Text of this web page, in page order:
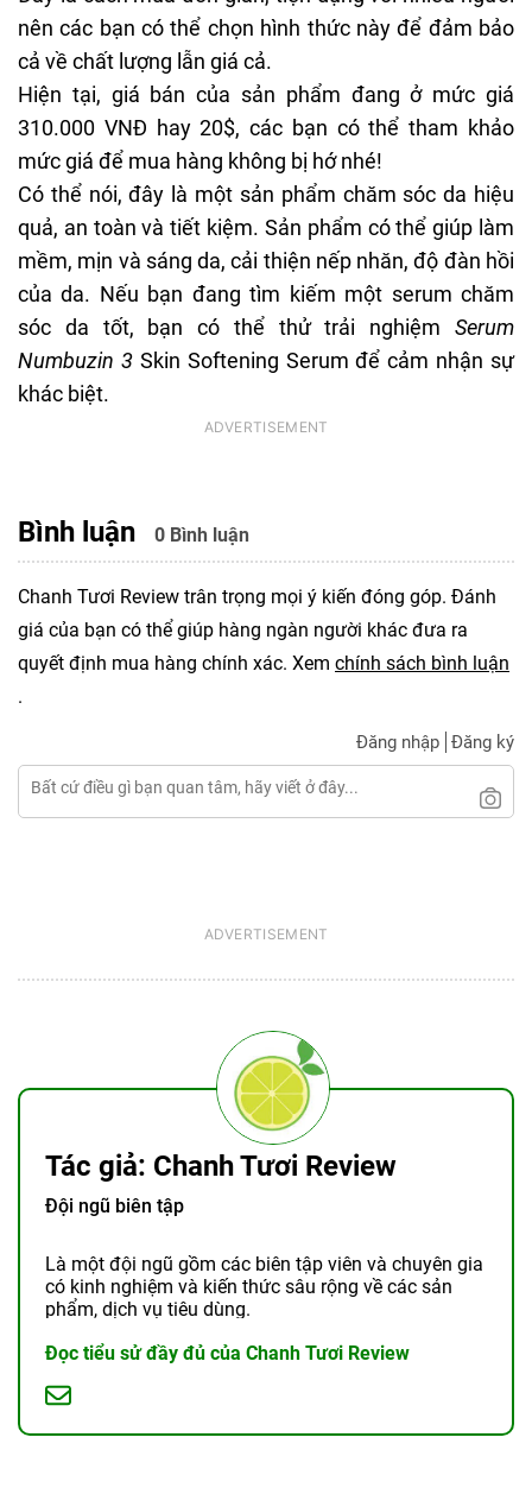
nên các bạn có thể chọn hình thức này để đảm bảo
cả về chất lượng lẫn giá cả.
Hiện tại, giá bán của sản phẩm đang ở mức giá
310.000 VNĐ hay 20$, các bạn có thể tham khảo
mức giá để mua hàng không bị hớ nhé!
Có thể nói, đây là một sản phẩm chăm sóc da hiệu
quả, an toàn và tiết kiệm. Sản phẩm có thể giúp làm
mềm, mịn và sáng da, cải thiện nếp nhăn, độ đàn hồi
của da. Nếu bạn đang tìm kiếm một serum chăm
sóc da tốt, bạn có thể thử trải nghiệm Serum
Numbuzin 3Skin Softening Serum để cảm nhận sự
khác biệt.
Bình luận 0 Bình luận
Chanh Tươi Review trân trọng mọi ý kiến đóng góp. Đánh
giá của bạn có thể giúp hàng ngàn người khác đưa ra
quyết định mua hàng chính xác. Xem chính sách bình luận
.
Đăng nhập Đăng ký
Tác giả: Chanh Tươi Review
Đội ngũ biên tập
Là một đội ngũ gồm các biên tập viên và chuyên gia
có kinh nghiệm và kiến thức sâu rộng về các sản
phẩm, dịch vụ tiêu dùng.
Đọc tiểu sử đầy đủ của Chanh Tươi Review